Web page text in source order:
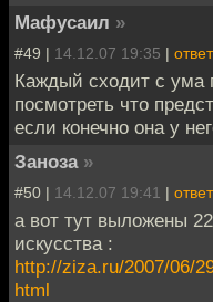
Мафусаил »
#49 | 14.12.07 19:35 |
Каждый сходит с ума
посмотреть что
если конечно она у
Заноза »
#50 | 14.12.07 19:41 |
а вот тут выложены
искусства :
http://ziza.ru/2007/06/
html